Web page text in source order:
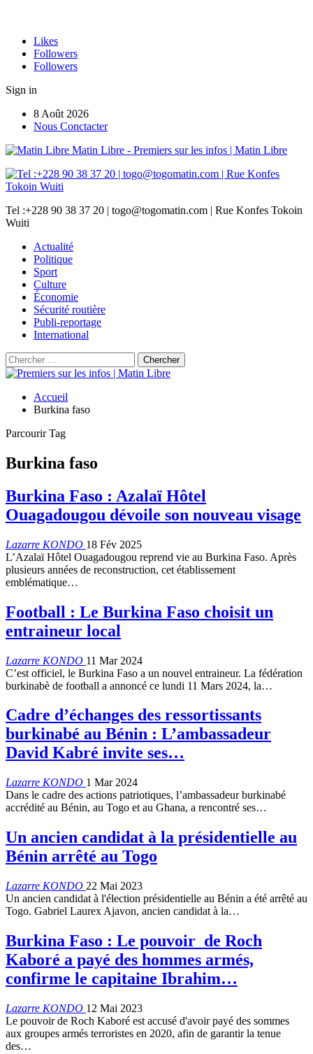
Likes
Followers
Followers
Sign in
8 Août 2026
Nous Conctacter
Matin Libre - Premiers sur les infos | Matin Libre
Tel :+228 90 38 37 20 | togo@togomatin.com | Rue Konfes Tokoin
Wuiti
Actualité
Politique
Sport
Culture
Économie
Sécurité routière
Publi-reportage
International
Accueil
Burkina faso
Parcourir Tag
Burkina faso
Burkina Faso : Azalaï Hôtel
Ouagadougou dévoile son nouveau visage
Lazarre KONDO 18 Fév 2025
L’Azalaï Hôtel Ouagadougou reprend vie au Burkina Faso. Après
plusieurs années de reconstruction, cet établissement
emblématique…
Football : Le Burkina Faso choisit un
entraineur local
Lazarre KONDO 11 Mar 2024
C’est officiel, le Burkina Faso a un nouvel entraineur. La fédération
burkinabè de football a annoncé ce lundi 11 Mars 2024, la…
Cadre d’échanges des ressortissants
burkinabé au Bénin : L’ambassadeur
David Kabré invite ses…
Lazarre KONDO 1 Mar 2024
Dans le cadre des actions patriotiques, l’ambassadeur burkinabé
accrédité au Bénin, au Togo et au Ghana, a rencontré ses…
Un ancien candidat à la présidentielle au
Bénin arrêté au Togo
Lazarre KONDO 22 Mai 2023
Un ancien candidat à l'élection présidentielle au Bénin a été arrêté au
Togo. Gabriel Laurex Ajavon, ancien candidat à la…
Burkina Faso : Le pouvoir de Roch
Kaboré a payé des hommes armés,
confirme le capitaine Ibrahim…
Lazarre KONDO 12 Mai 2023
Le pouvoir de Roch Kaboré est accusé d'avoir payé des sommes
aux groupes armés terroristes en 2020, afin de garantir la tenue
des…